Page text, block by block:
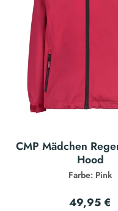
CMP Mädchen
Hood
Farbe: Pink
49,95 €